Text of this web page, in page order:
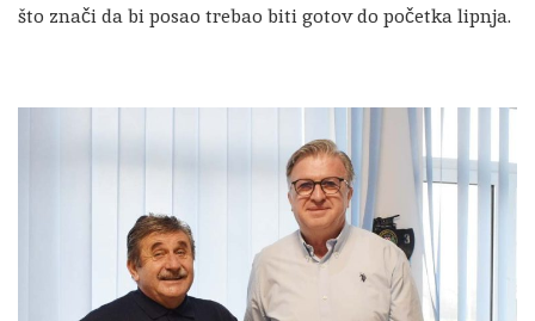
što znači da bi posao trebao biti gotov do početka lipnja.